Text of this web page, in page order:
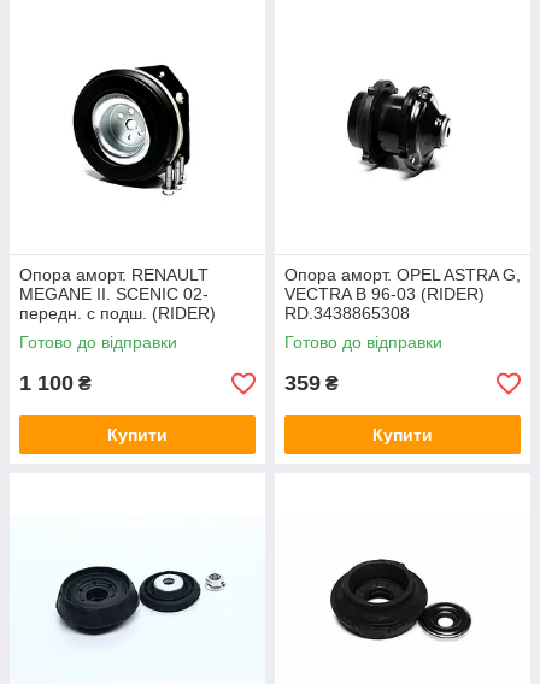
Опора аморт. RENAULT
MEGANE II. SCENIC 02-
передн. c подш. (RIDER)
RD.349631490
Готово до відправки
1 100 ₴
Купити
Опора аморт. OPEL ASTRA G,
VECTRA B 96-03 (RIDER)
RD.3438865308
Готово до відправки
359 ₴
Купити